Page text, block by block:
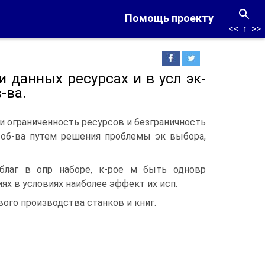
Помощь проекту
<< ↑ >>
ресурсах и в усл эк-
ва.
ресурсов и безграничность
об-ва путем решения проблемы эк выбора,
в опр наборе, к-рое м быть одновр
в условиях наиболее эффект их исп.
производства станков и книг.